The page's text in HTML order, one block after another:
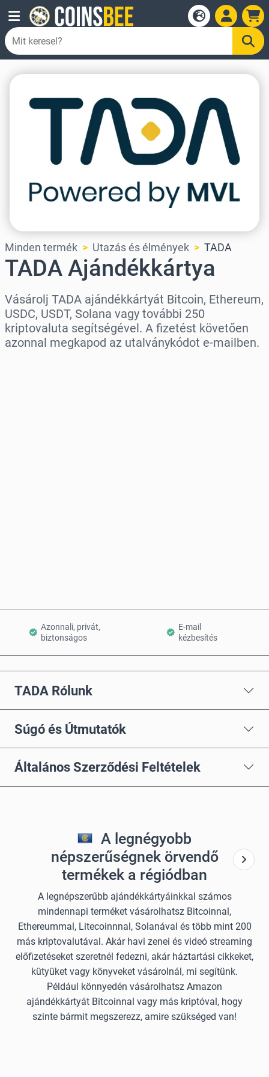
Minden termék Utazás és élmények TADA
TADA Ajándékkártya
Vásárolj TADA ajándékkártyát Bitcoin, Ethereum,
USDC, USDT, Solana vagy további 250
kriptovaluta segítségével. A fizetést követően
azonnal megkapod az utalványkódot e-mailben.
Azonnali, privát,
biztonságos
E-mail
kézbesítés
TADA Rólunk
Súgó és Útmutatók
Általános Szerződési Feltételek
A legnégyobb
népszerűségnek örvendő
termékek a régiódban
A legnépszerűbb ajándékkártyáinkkal számos
mindennapi terméket vásárolhatsz Bitcoinnal,
Ethereummal, Litecoinnnal, Solanával és több mint 200
más kriptovalutával. Akár havi zenei és videó streaming
előfizetéseket szeretnél fedezni, akár háztartási cikkeket,
kütyüket vagy könyveket vásárolnál, mi segítünk.
Például könnyedén vásárolhatsz Amazon
ajándékkártyát Bitcoinnal vagy más kriptóval, hogy
szinte bármit megszerezz, amire szükséged van!